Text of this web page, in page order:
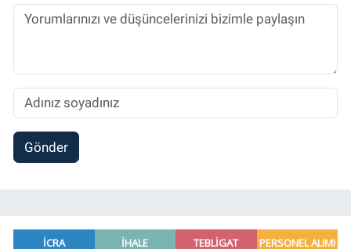
Spor, Sağlık ve Ekonomi Editörü olarak
sürdürmektedir.
Gönder